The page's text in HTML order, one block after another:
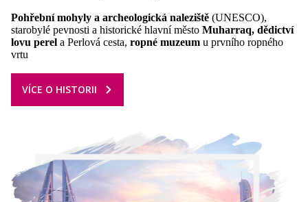
Pohřební mohyly a archeologická naleziště (UNESCO),
starobylé pevnosti a historické hlavní město Muharraq, dědictví
lovu perel a Perlová cesta, ropné muzeum u prvního ropného
vrtu
VÍCE O HISTORII